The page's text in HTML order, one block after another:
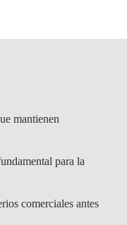
mantienen
para la
comerciales antes